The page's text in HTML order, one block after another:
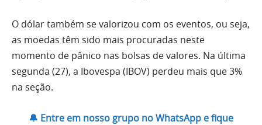
O dólar também se valorizou com os eventos, ou seja,
as moedas têm sido mais procuradas neste
momento de pânico nas bolsas de valores. Na última
segunda (27), a Ibovespa (IBOV) perdeu mais que 3%
na seção.
🔔 Entre em nosso grupo no WhatsApp e fique